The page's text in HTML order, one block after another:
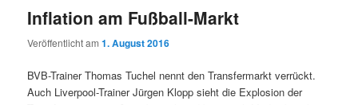
Inflation am Fußball-Markt
Veröffentlicht am1. August 2016
BVB-Trainer Thomas Tuchel nennt den Transfermarkt verrückt.
Auch Liverpool-Trainer Jürgen Klopp sieht die Explosion der